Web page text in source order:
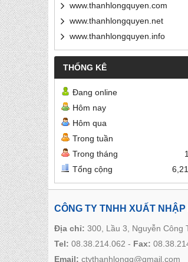
www.thanhlongquyen.com
www.thanhlongquyen.net
www.thanhlongquyen.info
THỐNG KÊ
Đang online
Hôm nay
Hôm qua
Trong tuần
Trong tháng
Tổng cộng
CÔNG TY TNHH XUẤT
Địa chỉ: 300, Lầu 3, Nguyễn Công
Tel: 08.38.214.062 - Fax:
Email: ctythanhlongq@gmail.com